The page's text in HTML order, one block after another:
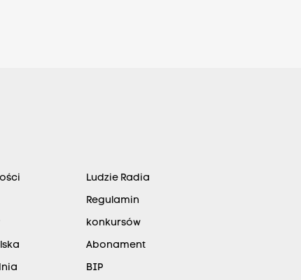
Ludzie Radia
Regulamin
konkursów
Abonament
BIP